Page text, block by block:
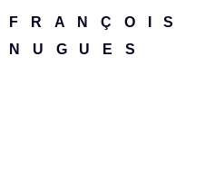
FRANÇOIS
NUGUES